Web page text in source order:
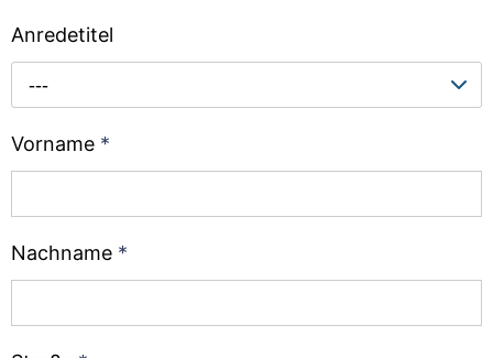
Anredetitel
---
Vorname *
Nachname *